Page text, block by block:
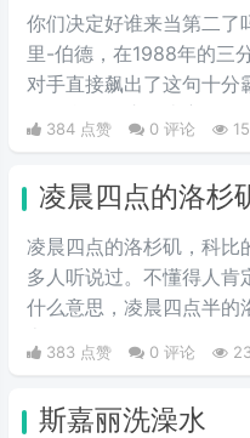
你们决定好谁来当第二了
里-伯德，在1988年的三
对手直接飙出了这句十分
念的拿下了这场比赛的冠
384 点赞 0 评论
凌晨四点的洛杉
凌晨四点的洛杉矶，科比
多人听说过。不懂得人肯
什么意思，凌晨四点半的
383 点赞 0 评论
斯嘉丽洗澡水